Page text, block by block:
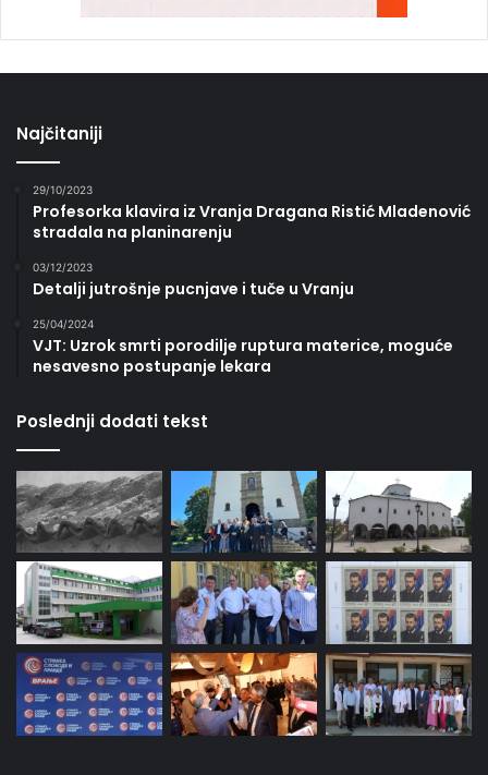
Najčitaniji
29/10/2023
Profesorka klavira iz Vranja Dragana Ristić Mladenović
stradala na planinarenju
03/12/2023
Detalji jutrošnje pucnjave i tuče u Vranju
25/04/2024
VJT: Uzrok smrti porodilje ruptura materice, moguće
nesavesno postupanje lekara
Poslednji dodati tekst